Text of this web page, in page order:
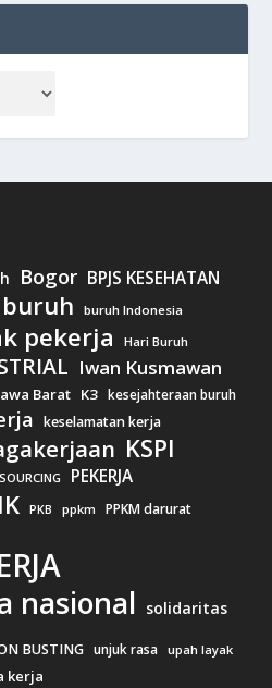
Bogor BPJS KESEHATAN
buruh buruh Indonesia
pekerja Hari Buruh
Iwan Kusmawan
Barat K3 kesejahteraan buruh
keselamatan kerja
KSPI
PEKERJA
PKB ppkm PPKM darurat
nasional solidaritas
BUSTING unjuk rasa upah layak
kerja